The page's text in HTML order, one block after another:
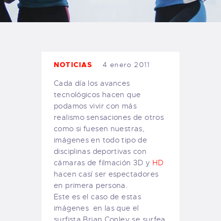
TIENDA FAMILY SURFERS
WEBCAM SALINAS
NOTICIAS 4 enero 2011
Cada día los avances
tecnológicos hacen que
podamos vivir con más
realismo sensaciones de otros
como si fuesen nuestras,
imágenes en todo tipo de
disciplinas deportivas con
cámaras de filmación 3D y HD
hacen casí ser espectadores
en primera persona.
Este es el caso de estas
imágenes en las que el